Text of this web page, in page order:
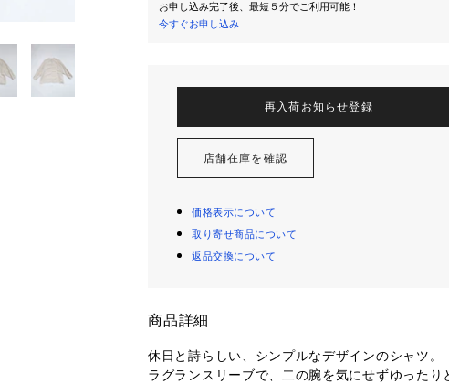
お申し込み完了後、最短５分でご利用可能！
今すぐお申し込み
再入荷お知らせ登録
店舗在庫を確認
価格表示について
取り寄せ商品について
返品交換について
商品詳細
休日と詩らしい、シンプルなデザインのシャツ。
ラグランスリーブで、二の腕を気にせずゆったり